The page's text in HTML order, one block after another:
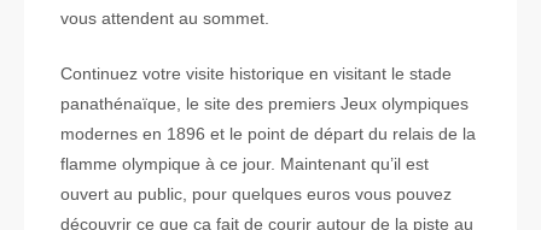
vous attendent au sommet.
Continuez votre visite historique en visitant le stade
panathénaïque, le site des premiers Jeux olympiques
modernes en 1896 et le point de départ du relais de la
flamme olympique à ce jour. Maintenant qu’il est
ouvert au public, pour quelques euros vous pouvez
découvrir ce que ça fait de courir autour de la piste au